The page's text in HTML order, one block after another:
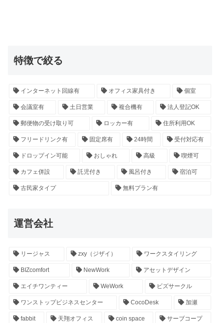
特徴で絞る
インターネット回線有 オフィス家具付き 個室
会議室有 土日営業 複合機有 法人登記OK
郵便物の受け取り可 ロッカー有 住所利用OK
フリードリンク有 固定席有 24時間 受付対応有
ドロップイン可能 おしゃれ 高級 喫煙可
カフェ併設 託児付き 風呂付き 宿泊可
古民家タイプ 無料プラン有
運営会社
リージャス zxy（ジザイ） ワークスタイリング
BIZcomfort NewWork アセットデザイン
エイチワンティー WeWork ビズサークル
ワンストップビジネスセンター CocoDesk 加瀬
fabbit 天翔オフィス coin space サーブコープ